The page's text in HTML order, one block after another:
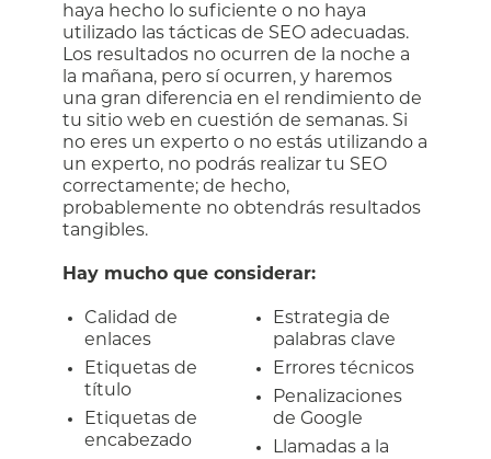
haya hecho lo suficiente o no haya
utilizado las tácticas de SEO adecuadas.
Los resultados no ocurren de la noche a
la mañana, pero sí ocurren, y haremos
una gran diferencia en el rendimiento de
tu sitio web en cuestión de semanas. Si
no eres un experto o no estás utilizando a
un experto, no podrás realizar tu SEO
correctamente; de hecho,
probablemente no obtendrás resultados
tangibles.
Hay mucho que considerar:
Calidad de
enlaces
Etiquetas de
título
Etiquetas de
encabezado
Estrategia de
palabras clave
Errores técnicos
Penalizaciones
de Google
Llamadas a la